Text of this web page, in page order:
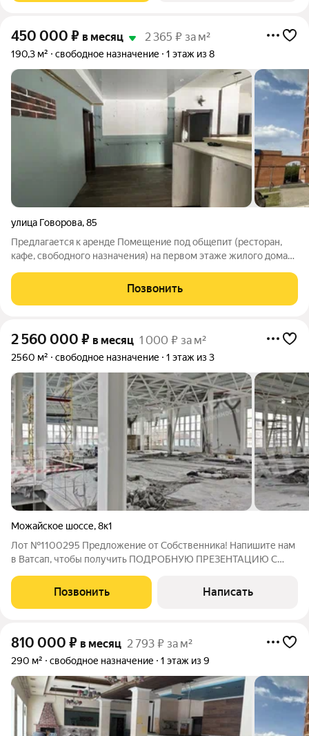
450 000 ₽ в месяц 2 365 ₽ за м²
190,3 м² свободное назначение 1 этаж из 8
улица Говорова,85
Предлагается к аренде Помещение под общепит (ресторан,
кафе, свободного назначения) на первом этаже жилого дома
площадью 198 кв м. Помещение имеет 1 вход, зал 150 кв м,
кухня 48кв м, санузел,
Позвонить
2 560 000 ₽ в месяц 1 000 ₽ за м²
2560 м² свободное назначение 1 этаж из 3
Можайское шоссе,8к1
Лот №1100295 Предложение от Собственника! Напишите нам
в Ватсап, чтобы получить ПОДРОБНУЮ ПРЕЗЕНТАЦИЮ С
отапливаемое здание площадью 2560 кв.м под склад или
производство в г. Одинцово. Удаленность от
Позвонить Написать
810 000 ₽ в месяц 2 793 ₽ за м²
290 м² свободное назначение 1 этаж из 9